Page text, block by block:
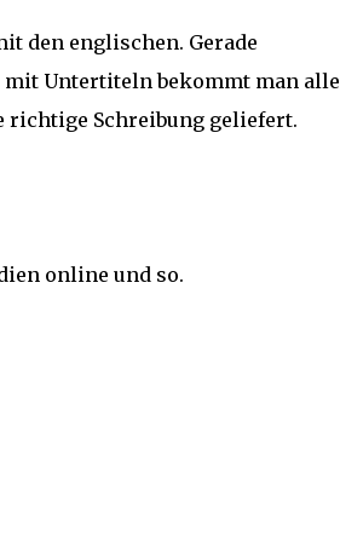
den englischen. Gerade
Untertiteln bekommt man
richtige Schreibung geliefert.
online und so.